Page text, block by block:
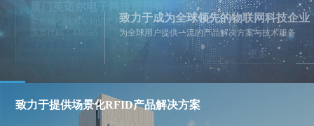
厦门英诺尔电子科技股份有限公司
掌握核心技术和知识产权，具备全产业链条的配套能力
股票代码：430525
更多
致力于成为全球领先的物联网科技企业
为全球用户提供一流的产品解决方案与技术服务
更多
创新引领智慧生活
物联网技术的创新，让人类生活更加充满智慧
更多
致力于提供场景化RFID产品解决方案